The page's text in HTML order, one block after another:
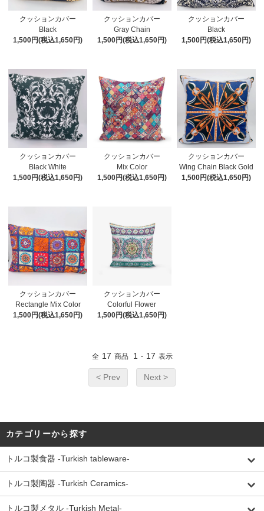
クッションカバー
Black
1,500円(税込1,650円)
クッションカバー
Gray Chain
1,500円(税込1,650円)
クッションカバー
Black
1,500円(税込1,650円)
クッションカバー
Black White
1,500円(税込1,650円)
クッションカバー
Mix Color
1,500円(税込1,650円)
クッションカバー
Wing Chain Black Gold
1,500円(税込1,650円)
クッションカバー
Rectangle Mix Color
1,500円(税込1,650円)
クッションカバー
Colorful Flower
1,500円(税込1,650円)
全 17 商品 1 - 17 表示
< Prev Next >
カテゴリーから探す
トルコ製食器 -Turkish tableware-
トルコ製陶器 -Turkish Ceramics-
トルコ製メタル -Turkish Metal-